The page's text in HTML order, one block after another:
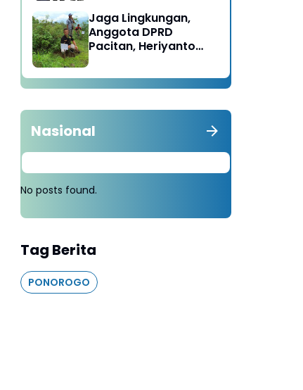
Karesidenan Madiun
Raya
Jaga Lingkungan,
Anggota DPRD
Pacitan, Heriyanto
Tebang 100 Pohon
diganti Tanam 1000
Nasional
No posts found.
Tag Berita
PONOROGO